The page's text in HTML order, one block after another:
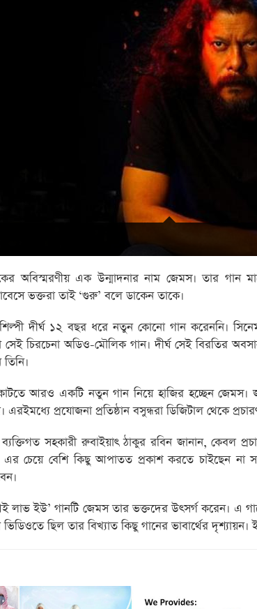
অবিস্মরণীয় এক উন্মাদনার নাম জেমস। তার গান
ভক্তরা তাই ‘গুরু’ বলে ডাকেন তাকে।
দীর্ঘ ১২ বছর ধরে নতুন কোনো গান করেননি।
চিরচেনা অডিও-মৌলিক গান। দীর্ঘ সেই বিরতির
আরও একটি নতুন গান নিয়ে হাজির হচ্ছেন জেমস।
এরইমধ্যে প্রযোজনা প্রতিষ্ঠান বসুন্ধরা ডিজিটাল থেকে
সহকারী রুবাইয়াৎ ঠাকুর রবিন জানান, কেবল
চেয়ে বেশি কিছু আপাতত প্রকাশ করতে চাইছেন না
লাভ ইউ’ গানটি জেমস তার ভক্তদের উৎসর্গ করেন। এ
ছিল তার বিখ্যাত কিছু গানের ভাবার্থের